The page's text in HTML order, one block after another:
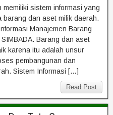
sistem informasi yang
barang dan aset milik daerah.
Manajemen Barang
Barang dan aset
karena itu adalah unsur
pembangunan dan
Sistem Informasi […]
Read Post